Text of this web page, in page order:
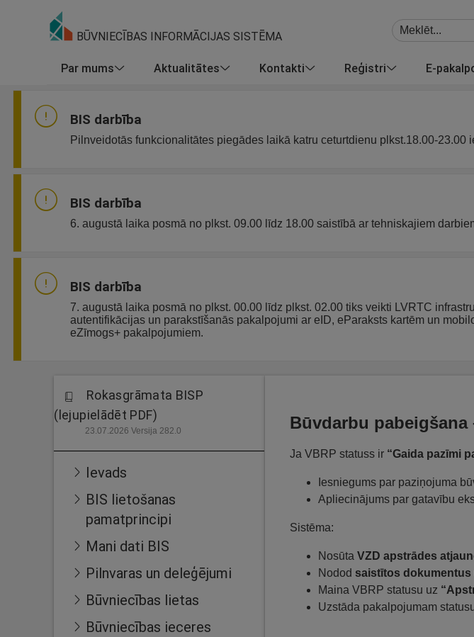
BŪVNIECĪBAS INFORMĀCIJAS SISTĒMA
Par mums Aktualitātes Kontakti Reģistri E-
BIS darbība
Pilnveidotās funkcionalitātes piegādes laikā katru ceturtdienu plkst.18.00-
BIS darbība
6. augustā laika posmā no plkst. 09.00 līdz 18.00 saistībā ar tehniskajiem
BIS darbība
7. augustā laika posmā no plkst. 00.00 līdz plkst. 02.00 tiks veikti LVRTC
autentifikācijas un parakstīšanās pakalpojumi ar eID, eParaksts kartēm un
eZīmogs+ pakalpojumiem.
Rokasgrāmata BISP
(lejupielādēt PDF)
23.07.2026 Versija 282.0
Ievads
BIS lietošanas
pamatprincipi
Mani dati BIS
Pilnvaras un deleģējumi
Būvniecības lietas
Būvniecības ieceres
Būvdarbu
Ja VBRP statuss ir “Gaida pazīmi
Iesniegums par paziņojuma
Apliecinājums par gatavību
Sistēma:
Nosūta VZD apstrādes
Nodod saistītos dokumentus
Maina VBRP statusu uz
Uzstāda pakalpojumam